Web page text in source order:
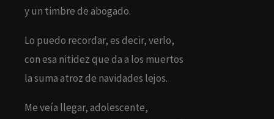
y un timbre de abogado.
Lo puedo recordar, es decir, verlo,
con esa nitidez que da a los muertos
la suma atroz de navidades lejos.
Me veía llegar, adolescente,